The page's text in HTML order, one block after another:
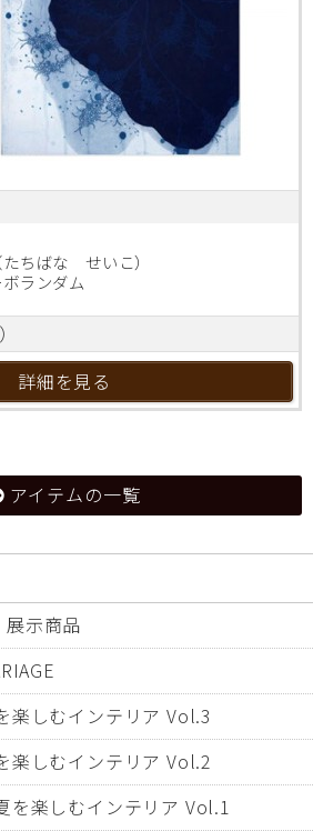
ちばな せいこ）
ランダム
詳細を見る
アイテムの一覧
示商品
楽しむインテリア Vol.3
楽しむインテリア Vol.2
を楽しむインテリア Vol.1